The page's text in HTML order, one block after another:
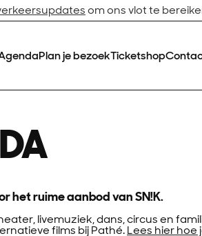
om ons vlot te
Plan je bezoekTicketshop
het ruime aanbod van SN!K.
livemuziek, dans, circus en
films bij Pathé.Lees hier hoe